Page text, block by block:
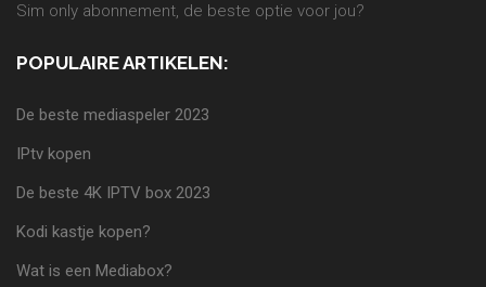
Sim only abonnement, de beste optie voor jou?
POPULAIRE ARTIKELEN:
De beste mediaspeler 2023
IPtv kopen
De beste 4K IPTV box 2023
Kodi kastje kopen?
Wat is een Mediabox?